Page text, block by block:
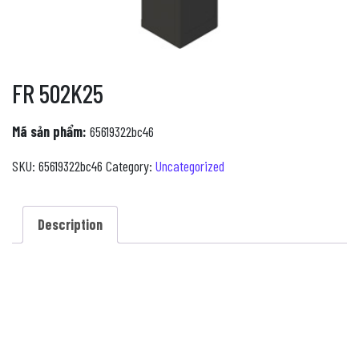
FR 502K25
Mã sản phẩm: 65619322bc46
SKU: 65619322bc46 Category: Uncategorized
Description